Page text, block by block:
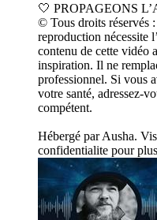
🤍 PROPAGEONS
© Tous droits réservés
reproduction nécessite
contenu de cette vidéo
inspiration. Il ne
professionnel. Si vous
votre santé, adressez-
compétent.
Hébergé par Ausha.
confidentialite pour